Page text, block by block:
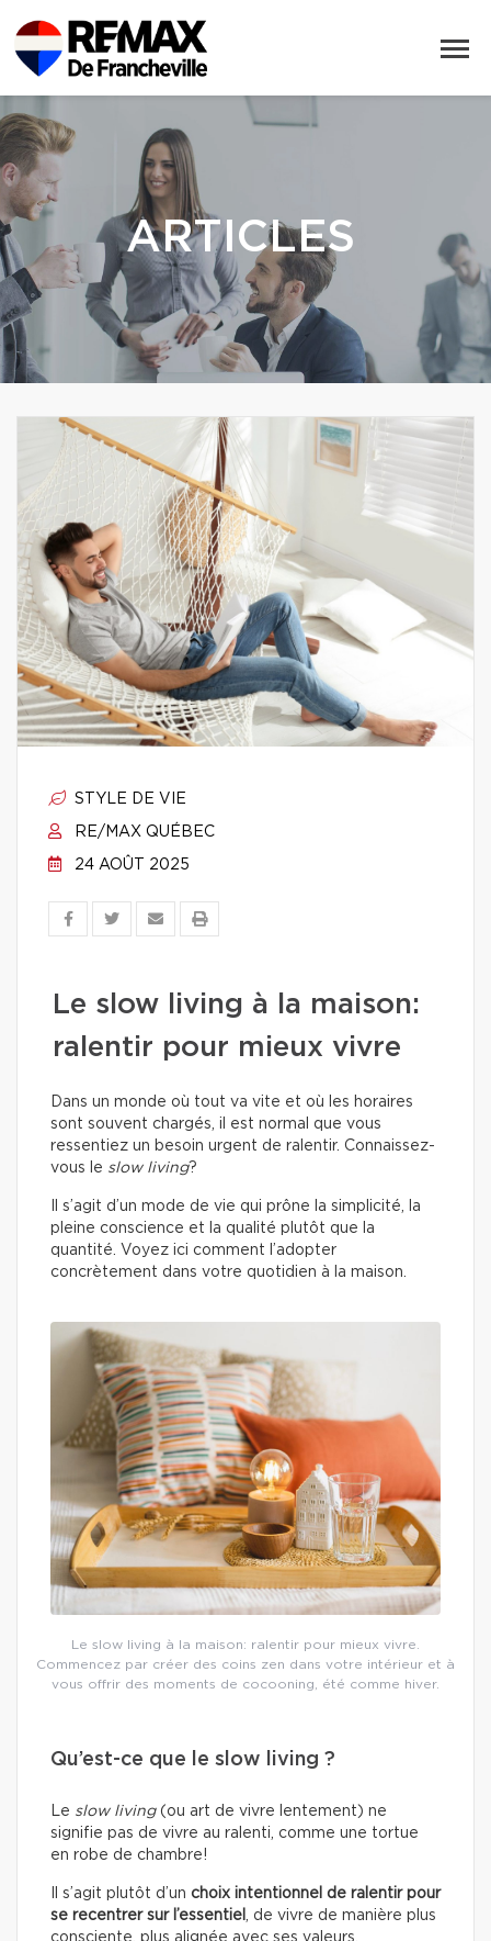
ARTICLES
STYLE DE VIE
RE/MAX QUÉBEC
24 AOÛT 2025
Le slow living à la maison:
ralentir pour mieux vivre
Dans un monde où tout va vite et où les horaires
sont souvent chargés, il est normal que vous
ressentiez un besoin urgent de ralentir. Connaissez-
vous le slow living?
Il s’agit d’un mode de vie qui prône la simplicité, la
pleine conscience et la qualité plutôt que la
quantité. Voyez ici comment l’adopter
concrètement dans votre quotidien à la maison.
Le slow living à la maison: ralentir pour mieux vivre.
Commencez par créer des coins zen dans votre intérieur et à
vous offrir des moments de cocooning, été comme hiver.
Qu’est-ce que le slow living ?
Le slow living(ou art de vivre lentement) ne
signifie pas de vivre au ralenti, comme une tortue
en robe de chambre!
Il s’agit plutôt d’un choix intentionnel de ralentir pour
se recentrer sur l’essentiel
, de vivre de manière plus
consciente, plus alignée avec ses valeurs.